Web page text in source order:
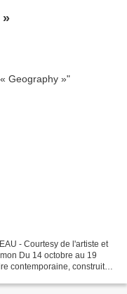
»
- Courtesy de l'artiste et
Du 14 octobre au 19
contemporaine, construit